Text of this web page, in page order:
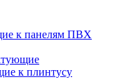
к панелям ПВХ
к плинтусу